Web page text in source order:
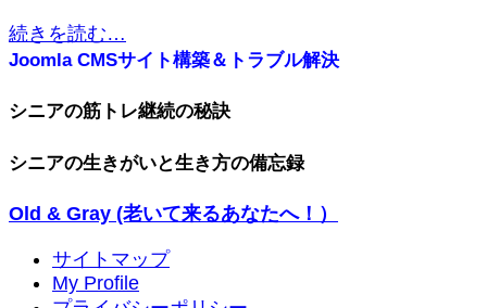
続きを読む…
Joomla CMSサイト構築＆トラブル解決
シニアの筋トレ継続の秘訣
シニアの生きがいと生き方の備忘録
Old & Gray (老いて来るあなたへ！）
サイトマップ
My Profile